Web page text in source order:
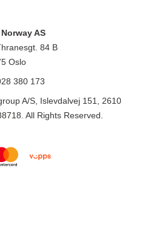
AS
84 B
Oslo
380 173
A/S, Islevdalvej 151, 2610
All Rights Reserved.